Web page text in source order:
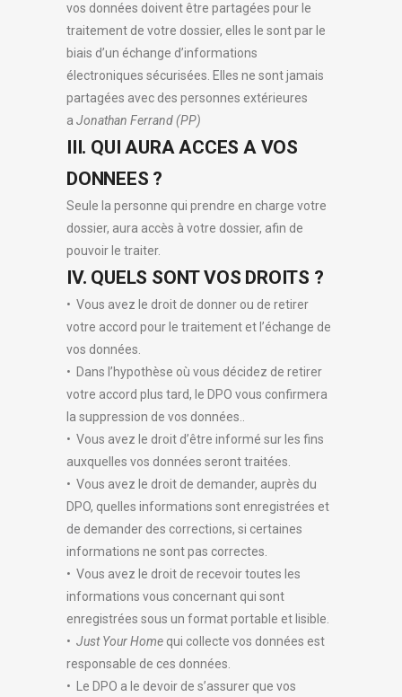
vos données doivent être partagées pour le
traitement de votre dossier, elles le sont par le
biais d’un échange d’informations
électroniques sécurisées. Elles ne sont jamais
partagées avec des personnes extérieures
a Jonathan Ferrand (PP)
III. QUI AURA ACCES A VOS
DONNEES ?
Seule la personne qui prendre en charge votre
dossier, aura accès à votre dossier, afin de
pouvoir le traiter.
IV. QUELS SONT VOS DROITS ?
• Vous avez le droit de donner ou de retirer
votre accord pour le traitement et l’échange de
vos données.
• Dans l’hypothèse où vous décidez de retirer
votre accord plus tard, le DPO vous confirmera
la suppression de vos données..
• Vous avez le droit d’être informé sur les fins
auxquelles vos données seront traitées.
• Vous avez le droit de demander, auprès du
DPO, quelles informations sont enregistrées et
de demander des corrections, si certaines
informations ne sont pas correctes.
• Vous avez le droit de recevoir toutes les
informations vous concernant qui sont
enregistrées sous un format portable et lisible.
• Just Your Home qui collecte vos données est
responsable de ces données.
• Le DPO a le devoir de s’assurer que vos